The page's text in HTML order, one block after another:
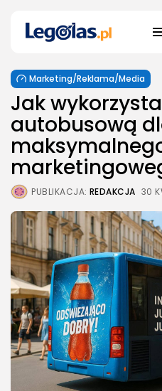
Marketing/Reklama/Media
Jak
autobusową
PUBLIKACJA: REDAKCJA 30